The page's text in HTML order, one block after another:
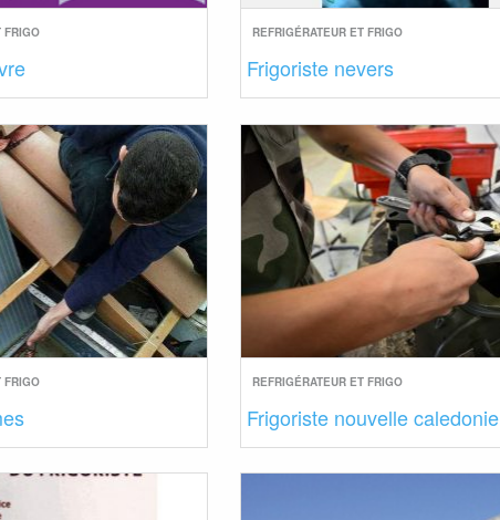
FRIGO REFRIGÉRATEUR ET FRIGO
Frigoriste nevers
FRIGO REFRIGÉRATEUR ET FRIGO
Frigoriste nouvelle caledonie